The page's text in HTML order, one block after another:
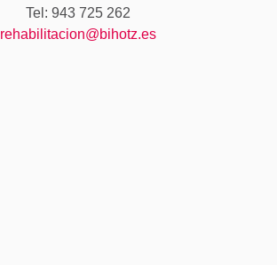
Tel: 943 725 262
rehabilitacion@bihotz.es